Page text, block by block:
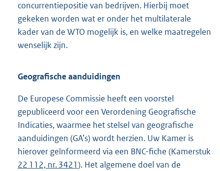
concurrentiepositie van bedrijven. Hierbij moet
gekeken worden wat er onder het multilaterale
kader van de WTO mogelijk is, en welke maatregelen
wenselijk zijn.
Geografische aanduidingen
De Europese Commissie heeft een voorstel
gepubliceerd voor een Verordening Geografische
Indicaties, waarmee het stelsel van geografische
aanduidingen (GA’s) wordt herzien. Uw Kamer is
hierover geïnformeerd via een BNC-fiche (Kamerstuk
22 112, nr. 3421). Het algemene doel van de